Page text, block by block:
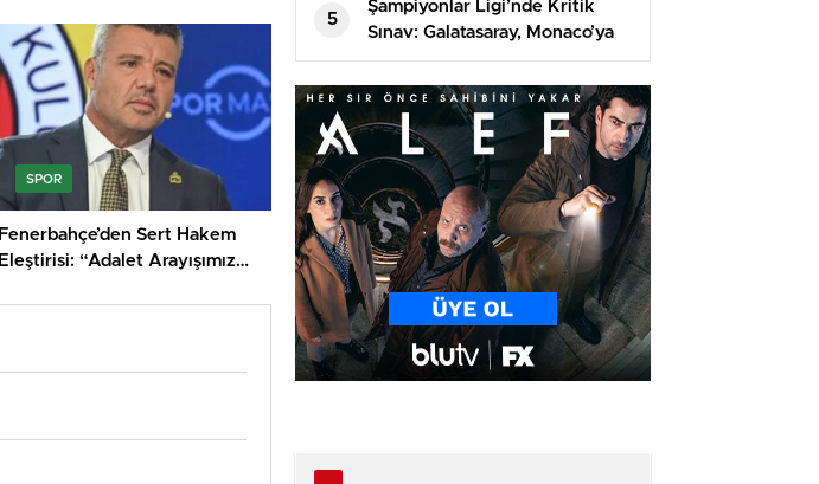
SPOR
Fenerbahçe’den Sert Hakem
Eleştirisi: “Adalet Arayışımız
5
Şampiyonlar Ligi’nde Kritik
Sınav: Galatasaray, Monaco’ya
Karşı